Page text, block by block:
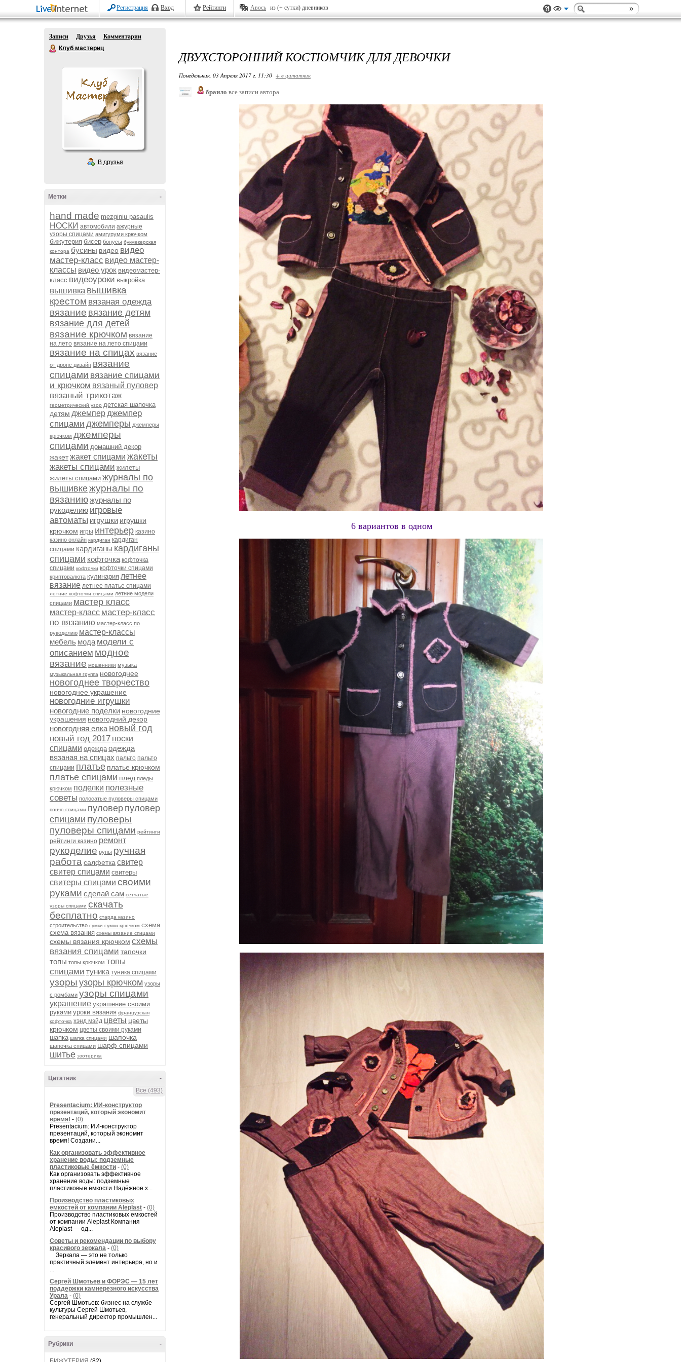
Регистрация Вход Рейтинги Авось из (+ сутки) дневников
Записи Друзья
Комментарии
Клуб мастериц
В друзья
-
Метки
hand made mezginiu pasaulis
НОСКИ автомобили ажурные
узоры спицами амигуруми крючком
бижутерия бисер бонусы букмекерская
контора бусины видео видео
мастер-класс видео мастер-
классы видео урок видеомастер-
класс видеоуроки выкройка
вышивка вышивка
крестом вязаная одежда
вязание вязание детям
вязание для детей
вязание крючком вязание
на лето вязание на лето спицами
вязание на спицах вязание
от дропс дизайн вязание
спицами вязание спицами
и крючком вязаный пуловер
вязаный трикотаж
геометрический узор детская шапочка
детям джемперджемпер
спицами джемперы джемперы
крючком джемперы
спицами домашний декор
жакетжакет спицами жакеты
жакеты спицами жилеты
жилеты спицами журналы по
вышивкежурналы по
вязаниюжурналы по
рукоделию игровые
автоматы игрушки игрушки
крючком игры интерьер казино
казино онлайн кардиган кардиган
спицами кардиганы кардиганы
спицами кофточка кофточка
спицами кофточки кофточки спицами
криптовалюта кулинария летнее
вязание летнее платье спицами
летние кофточки спицами летние модели
спицами мастер класс
мастер-класс мастер-класс
по вязанию мастер-класс по
рукоделию мастер-классы
мебель мода модели с
описанием модное
вязание мошенники музыка
музыкальная группа новогоднее
новогоднее творчество
новогоднее украшение
новогодние игрушки
новогодние поделки новогодние
украшения новогодний декор
новогодняя елка новый год
новый год 2017 носки
спицами одежда одежда
вязаная на спицах пальто пальто
спицами платье платье крючком
платье спицами плед пледы
крючком поделки полезные
советы полосатые пуловеры спицами
пончо спицами пуловер пуловер
спицами пуловеры
пуловеры спицами рейтинги
рейтинги казино ремонт
рукоделие руны ручная
работа салфетка свитер
свитер спицами свитеры
свитеры спицами своими
руками сделай сам сетчатые
узоры спицами скачать
бесплатно старда казино
строительство сумки сумки крючком схема
схема вязания схемы вязание спицами
схемы вязания крючком схемы
вязания спицами тапочки
топы топы крючком топы
спицами туника туника спицами
узоры узоры крючком узоры
с ромбами узоры спицами
украшение украшение своими
руками уроки вязания французская
кофточка хэнд мэйд цветы цветы
крючком цветы своими руками
шапка шапка спицами шапочка
шапочка спицами шарф спицами
шитье эзотерика
-
Цитатник
Все (493)
Presentacium: ИИ‑конструктор
презентаций, который экономит
время! - (0)
Presentacium: ИИ‑конструктор
презентаций, который экономит
время! Создани...
Как организовать эффективное
хранение воды: подземные
пластиковые ёмкости - (0)
Как организовать эффективное
хранение воды: подземные
пластиковые ёмкости Надёжное х...
Производство пластиковых
емкостей от компании Aleplast - (0)
Производство пластиковых емкостей
от компании Aleplast Компания
Aleplast — од...
Советы и рекомендации по выбору
красивого зеркала - (0)
Зеркала — это не только
практичный элемент интерьера, но и
...
Сергей Шмотьев и ФОРЭС — 15 лет
поддержки камнерезного искусства
Урала - (0)
Сергей Шмотьев: бизнес на службе
культуры Сергей Шмотьев,
генеральный директор промышлен...
-
Рубрики
ДВУХСТОРОННИЙ КОСТЮМЧИК ДЛЯ ДЕВОЧКИ
Понедельник, 03 Апреля 2017 г. 11:30 + в цитатник
браило все записи автора
6 вариантов в одном